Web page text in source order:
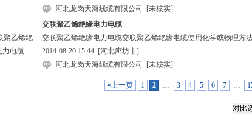
河北龙岗天海线缆有限公司
[未核实]
交联聚乙烯绝缘电力电缆
交联聚乙烯绝缘电力电缆交联聚乙烯绝缘电缆使用化学或物理方
2014-08-20 15:44 [河北廊坊市]
河北龙岗天海线缆有限公司
[未核实]
«上一页 1 2 … 3 4 5 6 7 …